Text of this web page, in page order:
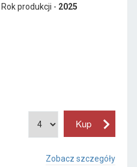
Rok produkcji - 2025
Zobacz szczegóły